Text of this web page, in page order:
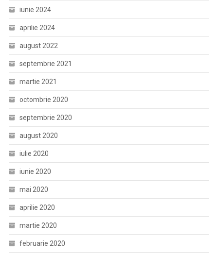
iunie 2024
aprilie 2024
august 2022
septembrie 2021
martie 2021
octombrie 2020
septembrie 2020
august 2020
iulie 2020
iunie 2020
mai 2020
aprilie 2020
martie 2020
februarie 2020